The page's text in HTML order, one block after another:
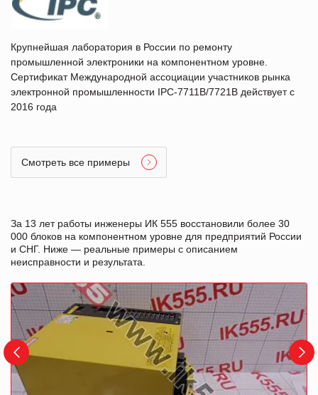
Крупнейшая лаборатория в России по ремонту
промышленной электроники на компонентном уровне.
Сертификат Международной ассоциации участников рынка
электронной промышленности IPC-7711B/7721B действует с
2016 года
Смотреть все примеры
За 13 лет работы инженеры ИК 555 восстановили более 30
000 блоков на компонентном уровне для предприятий России
и СНГ. Ниже — реальные примеры с описанием
неисправности и результата.